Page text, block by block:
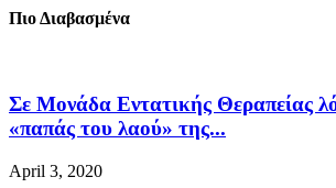
Πιο Διαβασμένα
Σε Μονάδα Εντατικής Θεραπείας
«παπάς του λαού» της...
April 3, 2020